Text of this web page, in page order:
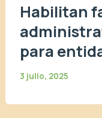
Habilitan
para
3 julio, 2025